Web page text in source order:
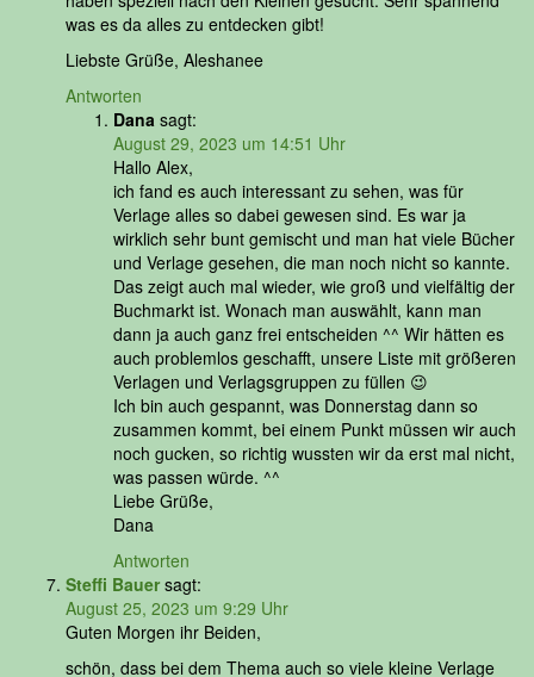
was es da alles zu entdecken gibt!
Liebste Grüße, Aleshanee
Antworten
Dana sagt:
August 29, 2023 um 14:51 Uhr
Hallo Alex,
ich fand es auch interessant zu sehen, was für
Verlage alles so dabei gewesen sind. Es war ja
wirklich sehr bunt gemischt und man hat viele Bücher
und Verlage gesehen, die man noch nicht so kannte.
Das zeigt auch mal wieder, wie groß und vielfältig der
Buchmarkt ist. Wonach man auswählt, kann man
dann ja auch ganz frei entscheiden ^^ Wir hätten es
auch problemlos geschafft, unsere Liste mit größeren
Verlagen und Verlagsgruppen zu füllen 😉
Ich bin auch gespannt, was Donnerstag dann so
zusammen kommt, bei einem Punkt müssen wir auch
noch gucken, so richtig wussten wir da erst mal nicht,
was passen würde. ^^
Liebe Grüße,
Dana
Antworten
Steffi Bauer sagt:
August 25, 2023 um 9:29 Uhr
Guten Morgen ihr Beiden,
schön, dass bei dem Thema auch so viele kleine Verlage